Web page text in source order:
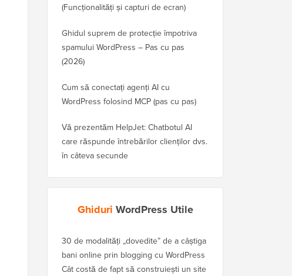
(Funcționalități și capturi de ecran)
Ghidul suprem de protecție împotriva
spamului WordPress – Pas cu pas
(2026)
Cum să conectați agenți AI cu
WordPress folosind MCP (pas cu pas)
Vă prezentăm HelpJet: Chatbotul AI
care răspunde întrebărilor clienților dvs.
în câteva secunde
Ghiduri WordPress Utile
30 de modalități „dovedite” de a câștiga
bani online prin blogging cu WordPress
Cât costă de fapt să construiești un site